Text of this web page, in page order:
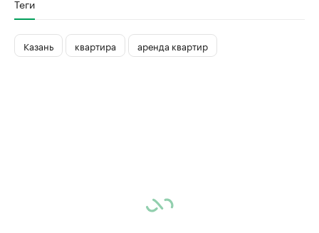
Теги
Казань квартира аренда квартир